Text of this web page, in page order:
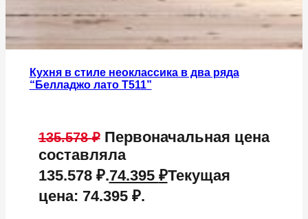
Кухня в стиле неоклассика в два ряда
“Белладжо лато Т511”
135.578₽ Первоначальная цена
составляла
135.578 ₽.74.395 ₽Текущая
цена: 74.395 ₽.